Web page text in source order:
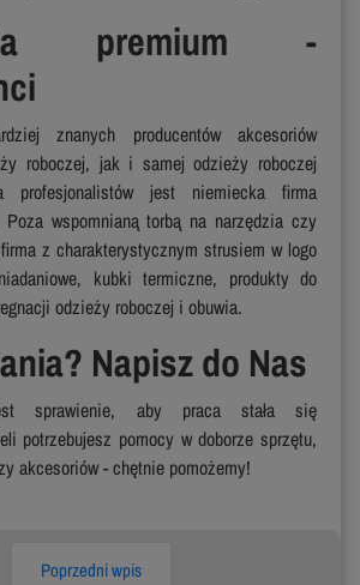
premium -
znanych producentów akcesoriów
roboczej, jak i samej odzieży roboczej
profesjonalistów jest niemiecka firma
Poza wspomnianą torbą na narzędzia czy
z charakterystycznym strusiem w logo
kubki termiczne, produkty do
odzieży roboczej i obuwia.
Napisz do Nas
sprawienie, aby praca stała się
potrzebujesz pomocy w doborze sprzętu,
akcesoriów - chętnie pomożemy!
Poprzedni wpis